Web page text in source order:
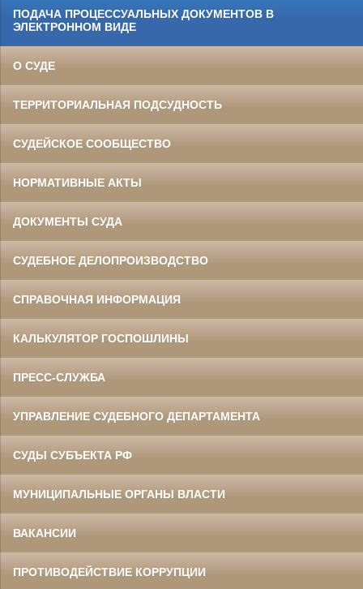
ПОДАЧА ПРОЦЕССУАЛЬНЫХ ДОКУМЕНТОВ В
ЭЛЕКТРОННОМ ВИДЕ
О СУДЕ
ТЕРРИТОРИАЛЬНАЯ ПОДСУДНОСТЬ
СУДЕЙСКОЕ СООБЩЕСТВО
НОРМАТИВНЫЕ АКТЫ
ДОКУМЕНТЫ СУДА
СУДЕБНОЕ ДЕЛОПРОИЗВОДСТВО
СПРАВОЧНАЯ ИНФОРМАЦИЯ
КАЛЬКУЛЯТОР ГОСПОШЛИНЫ
ПРЕСС-СЛУЖБА
УПРАВЛЕНИЕ СУДЕБНОГО ДЕПАРТАМЕНТА
СУДЫ СУБЪЕКТА РФ
МУНИЦИПАЛЬНЫЕ ОРГАНЫ ВЛАСТИ
ВАКАНСИИ
ПРОТИВОДЕЙСТВИЕ КОРРУПЦИИ